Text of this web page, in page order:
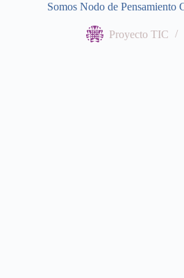
Somos Nodo de Pensamiento
Proyecto TIC